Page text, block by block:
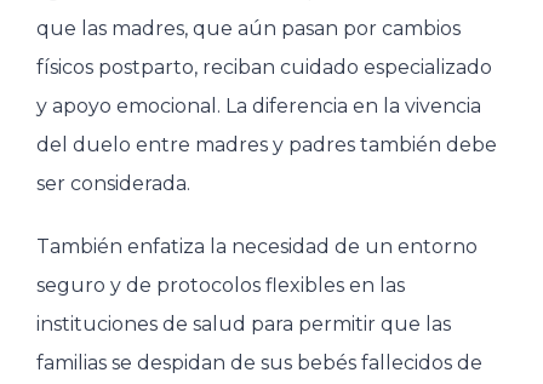
que las madres, que aún pasan por cambios
físicos postparto, reciban cuidado especializado
y apoyo emocional. La diferencia en la vivencia
del duelo entre madres y padres también debe
ser considerada.
También enfatiza la necesidad de un entorno
seguro y de protocolos flexibles en las
instituciones de salud para permitir que las
familias se despidan de sus bebés fallecidos de